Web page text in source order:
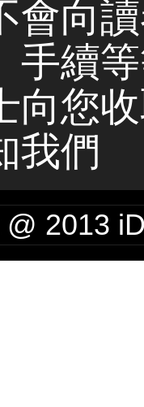
會向
手續
向您
我們
2013